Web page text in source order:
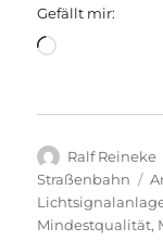
Gefällt mir:
Wird
Autor
Ralf Reineke
Straßenbahn
Mindestqualität,